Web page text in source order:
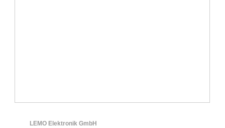
LEMO Elektronik GmbH